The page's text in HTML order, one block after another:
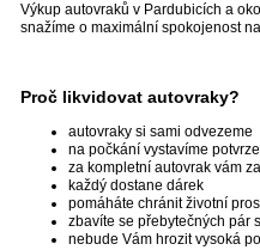
Výkup autovraků v Pardubicích a
snažíme o maximální spokojenost
Proč likvidovat autovraky?
autovraky si sami odvezeme
na počkání vystavíme
za kompletní autovrak vám
každý dostane dárek
pomáháte chránit životní
zbavíte se přebytečných pár
nebude Vám hrozit vysoká